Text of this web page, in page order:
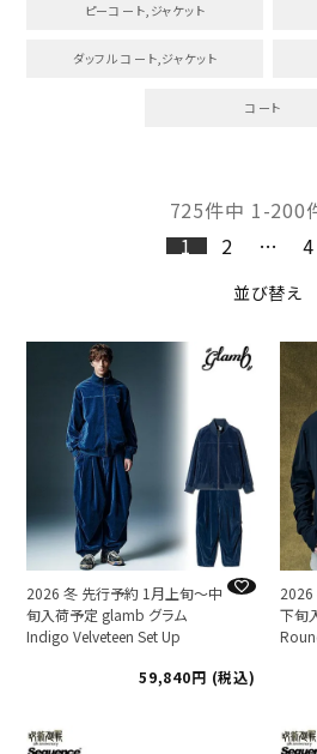
ピーコート,ジャケット
ダッフル コート,ジャケット
コート
並び替え
725件中 1-200
1
2 … 4
2026 冬 先行予約 1月上旬～中
旬入荷予定 glamb グラム
Indigo Velveteen Set Up
59,840
税込
2026
下旬